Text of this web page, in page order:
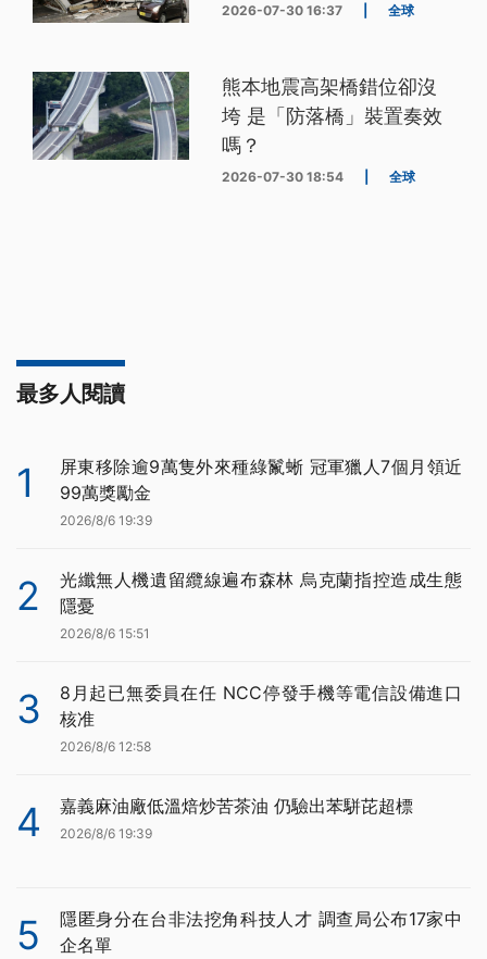
2026-07-30 16:37 全球
熊本地震高架橋錯位卻沒
垮 是「防落橋」裝置奏效
嗎？
2026-07-30 18:54 全球
最多人閱讀
1
屏東移除逾9萬隻外來種綠鬣蜥 冠軍獵人7個月領近
99萬獎勵金
2026/8/6 19:39
2
光纖無人機遺留纜線遍布森林 烏克蘭指控造成生態
隱憂
2026/8/6 15:51
3
8月起已無委員在任 NCC停發手機等電信設備進口
核准
2026/8/6 12:58
4 嘉義麻油廠低溫焙炒苦茶油 仍驗出苯駢芘超標
2026/8/6 19:39
5
隱匿身分在台非法挖角科技人才 調查局公布17家中
企名單